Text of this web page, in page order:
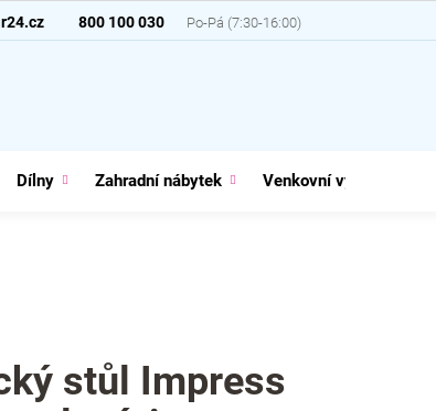
800 100 030
Dílny Zahradní nábytek Venkovní vybavení
stůl Impress